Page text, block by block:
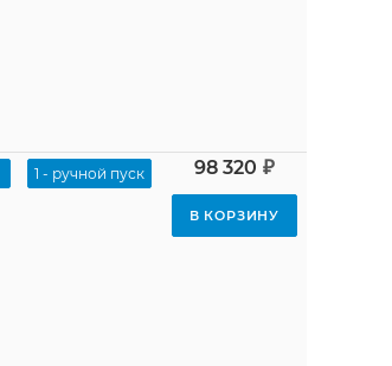
1 - ручной пуск 98 320 ₽
В КОРЗИНУ